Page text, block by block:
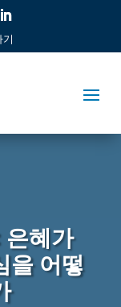
혜가
을 어떻